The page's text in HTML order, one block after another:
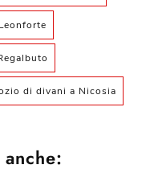
di divani a Nicosia